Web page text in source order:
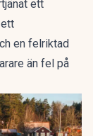
ett
en felriktad
än fel på